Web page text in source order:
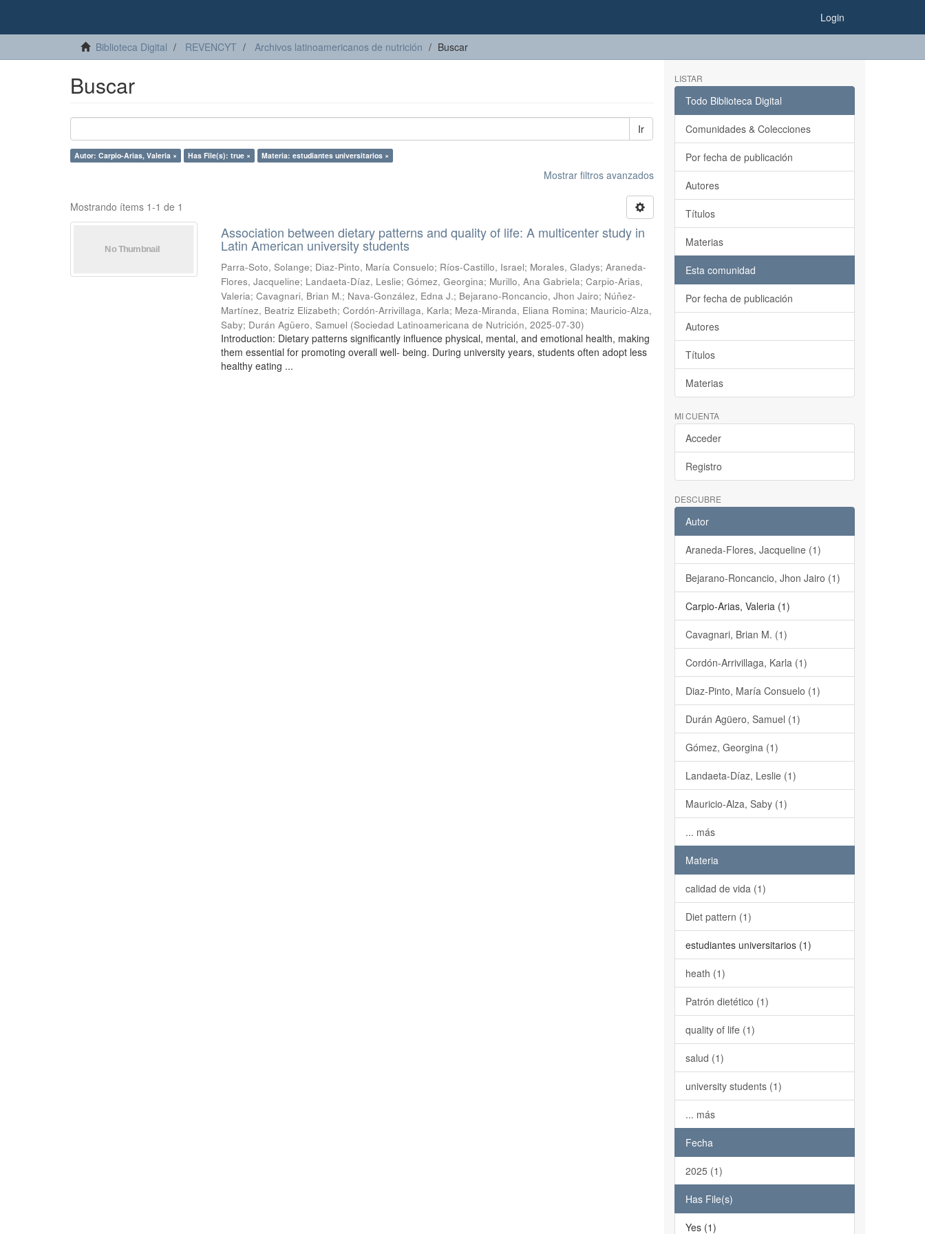
Login
Biblioteca Digital REVENCYT Archivos latinoamericanos de nutrición Buscar
Buscar
Ir
Autor: Carpio-Arias, Valeria × Has File(s): true × Materia: estudiantes universitarios ×
Mostrar filtros avanzados
Mostrando ítems 1-1 de 1
Association between dietary patterns and quality of life: A multicenter study in
Latin American university students
Parra-Soto, Solange; Diaz-Pinto, María Consuelo; Ríos-Castillo, Israel; Morales, Gladys;Araneda-
Flores, Jacqueline; Landaeta-Díaz, Leslie;Gómez, Georgina; Murillo, Ana Gabriela;Carpio-Arias,
Valeria;Cavagnari, Brian M.; Nava-González, Edna J.; Bejarano-Roncancio, Jhon Jairo; Núñez-
Martínez, Beatriz Elizabeth;Cordón-Arrivillaga, Karla; Meza-Miranda, Eliana Romina; Mauricio-Alza,
Saby; Durán Agüero, Samuel (Sociedad Latinoamericana de Nutrición,2025-07-30)
Introduction: Dietary patterns significantly influence physical, mental, and emotional health, making
them essential for promoting overall well- being. During university years, students often adopt less
healthy eating ...
LISTAR
Todo Biblioteca Digital
Comunidades & Colecciones
Por fecha de publicación
Autores
Títulos
Materias
Esta comunidad
Por fecha de publicación
Autores
Títulos
Materias
MI CUENTA
Acceder
Registro
DESCUBRE
Autor
Araneda-Flores, Jacqueline (1)
Bejarano-Roncancio, Jhon Jairo (1)
Carpio-Arias, Valeria (1)
Cavagnari, Brian M. (1)
Cordón-Arrivillaga, Karla (1)
Diaz-Pinto, María Consuelo (1)
Durán Agüero, Samuel (1)
Gómez, Georgina (1)
Landaeta-Díaz, Leslie (1)
Mauricio-Alza, Saby (1)
... más
Materia
calidad de vida (1)
Diet pattern (1)
estudiantes universitarios (1)
heath (1)
Patrón dietético (1)
quality of life (1)
salud (1)
university students (1)
... más
Fecha
2025 (1)
Has File(s)
Yes (1)